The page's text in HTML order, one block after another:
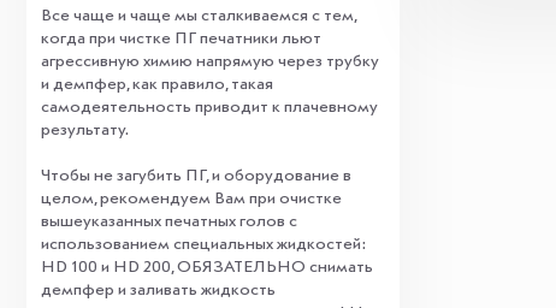
Все чаще и чаще мы сталкиваемся с тем,
когда при чистке ПГ печатники льют
агрессивную химию напрямую через трубку
и демпфер, как правило, такая
самодеятельность приводит к плачевному
результату.
Чтобы не загубить ПГ, и оборудование в
целом, рекомендуем Вам при очистке
вышеуказанных печатных голов с
использованием специальных жидкостей:
HD 100 и HD 200, ОБЯЗАТЕЛЬНО снимать
демпфер и заливать жидкость